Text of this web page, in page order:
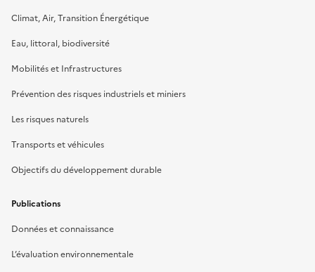
Climat, Air, Transition Énergétique
Eau, littoral, biodiversité
Mobilités et Infrastructures
Prévention des risques industriels et miniers
Les risques naturels
Transports et véhicules
Objectifs du développement durable
Publications
Données et connaissance
L’évaluation environnementale